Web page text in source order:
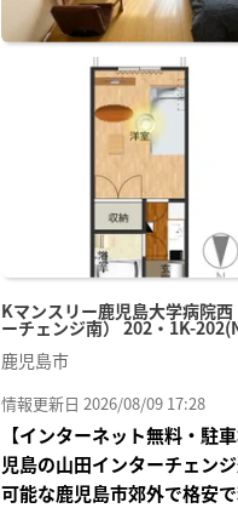
Kマンスリー鹿児島大学病院
ーチェンジ南） 202・1K-
鹿児島市
情報更新日 2026/08/09 17:28
【インターネット無料・駐
児島の山田インターチェン
可能な鹿児島市郊外で格安